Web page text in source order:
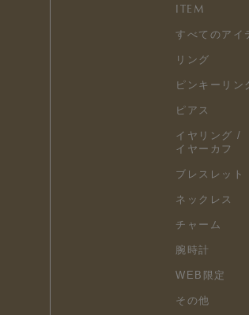
ITEM
すべてのアイ
リング
ピンキーリン
ピアス
イヤリング /
イヤーカフ
ブレスレット
ネックレス
チャーム
腕時計
WEB限定
その他